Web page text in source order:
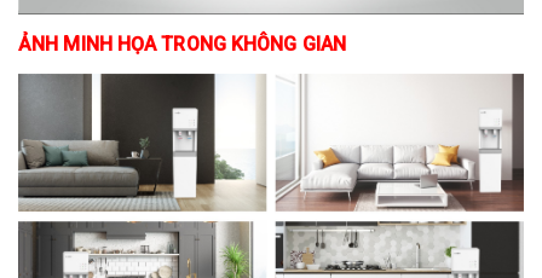
ẢNH MINH HỌA TRONG KHÔNG GIAN